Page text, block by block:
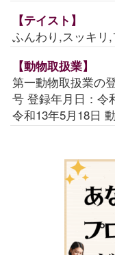
【テイスト】
ふんわり,スッキリ
【動物取扱業】
第一動物取扱業の
号 登録年月日：令
令和13年5月18日